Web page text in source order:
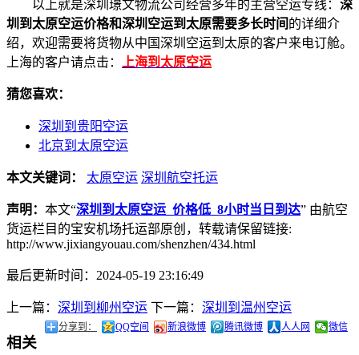
以上就是深圳璟文物流公司经营多年的主营空运专线： 深
圳到太原空运价格和深圳空运到太原需要多长时间 的详细介
绍，欢迎需要将货物从中国深圳空运到太原的客户来电订舱。
上海的客户请点击：
上海到太原空运
猜您喜欢：
深圳到贵阳空运
北京到太原空运
本文关键词： 太原空运 深圳航空托运
声明： 本文“深圳到太原空运_价格低_8小时当日到达” 由航空
货运栏目的宝安机场托运部原创，转载请保留链接:
http://www.jixiangyouau.com/shenzhen/434.html
最后更新时间：2024-05-19 23:16:49
上一篇： 深圳到柳州空运 下一篇： 深圳到温州空运
分享到： QQ空间 新浪微博 腾讯微博 人人网 微信
相关